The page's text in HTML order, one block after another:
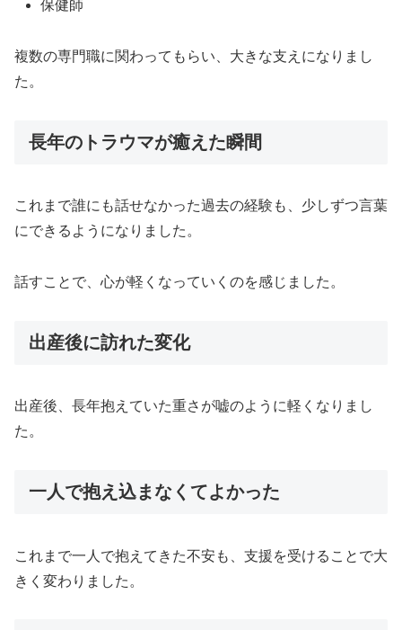
保健師
複数の専門職に関わってもらい、大きな支えになりまし
た。
長年のトラウマが癒えた瞬間
これまで誰にも話せなかった過去の経験も、少しずつ言葉
にできるようになりました。
話すことで、心が軽くなっていくのを感じました。
出産後に訪れた変化
出産後、長年抱えていた重さが嘘のように軽くなりまし
た。
一人で抱え込まなくてよかった
これまで一人で抱えてきた不安も、支援を受けることで大
きく変わりました。